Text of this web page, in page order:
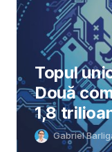
Topul
Două
1,8
Gabriel